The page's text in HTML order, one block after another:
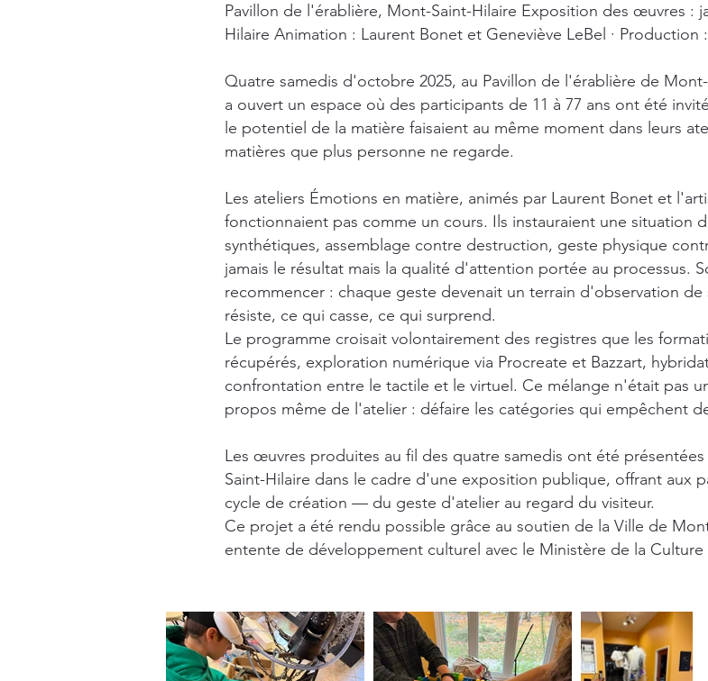
Pavillon de l'érablière, Mont-Saint-Hilaire Exposition des œuvres :
Hilaire Animation : Laurent Bonet et Geneviève LeBel ·
Quatre samedis d'octobre 2025, au Pavillon de l'érablière de
a ouvert un espace où des participants de 11 à 77 ans ont été
le potentiel de la matière faisaient au même moment dans leurs
matières que plus personne ne regarde.
Les ateliers Émotions en matière, animés par Laurent Bonet et
fonctionnaient pas comme un cours. Ils instauraient une
synthétiques, assemblage contre destruction, geste physique
jamais le résultat mais la qualité d'attention portée au processus.
recommencer : chaque geste devenait un terrain d'observation
résiste, ce qui casse, ce qui surprend.
Le programme croisait volontairement des registres que les
récupérés, exploration numérique via Procreate et Bazzart,
confrontation entre le tactile et le virtuel. Ce mélange n'était pas
propos même de l'atelier : défaire les catégories qui empêchent
Les œuvres produites au fil des quatre samedis ont été
Saint-Hilaire dans le cadre d'une exposition publique, offrant aux
cycle de création — du geste d'atelier au regard du visiteur.
Ce projet a été rendu possible grâce au soutien de la Ville de
entente de développement culturel avec le Ministère de la